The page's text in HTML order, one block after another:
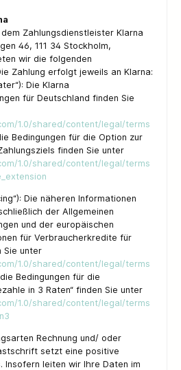
Zahlungsdienstleister Klarna
46, 111 34 Stockholm,
wir die folgenden
Zahlung erfolgt jeweils an Klarna:
Die Klarna
für Deutschland finden Sie
1.0/shared/content/legal/terms
Bedingungen für die Option zur
finden Sie unter
1.0/shared/content/legal/terms
Die näheren Informationen
der Allgemeinen
und der europäischen
für Verbraucherkredite für
Sie unter
1.0/shared/content/legal/terms
Bedingungen für die
in 3 Raten“ finden Sie unter
1.0/shared/content/legal/terms
Rechnung und/ oder
setzt eine positive
Insofern leiten wir Ihre Daten im